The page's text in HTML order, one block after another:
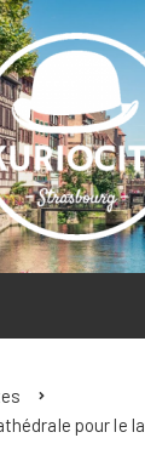
pour le